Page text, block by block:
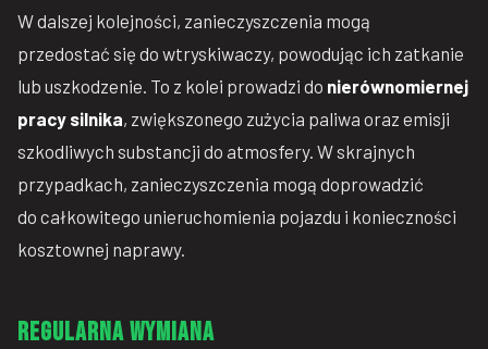
W dalszej kolejności, zanieczyszczenia mogą
przedostać się do wtryskiwaczy, powodując ich zatkanie
lub uszkodzenie. To z kolei prowadzi do nierównomiernej
pracy silnika, zwiększonego zużycia paliwa oraz emisji
szkodliwych substancji do atmosfery. W skrajnych
przypadkach, zanieczyszczenia mogą doprowadzić
do całkowitego unieruchomienia pojazdu i konieczności
kosztownej naprawy.
Regularna wymiana